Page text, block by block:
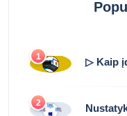
1 ▷ Kaip
2